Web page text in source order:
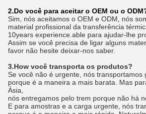
2.Do você para aceitar o OEM ou o
Sim, nós aceitamos o OEM e ODM, nós
material profissional da transferência
10years experience.able para ajudar-lhe
Assim se você precisa de ligar alguns
favor não hesite deixar-nos saber.
3.How você transporta os produtos?
Se você não é urgente, nós transportamos
porque é a maneira a mais barata. Mas
Ásia,
nós entregamos pelo trem porque não há
E para amostras e a carga urgente, nós